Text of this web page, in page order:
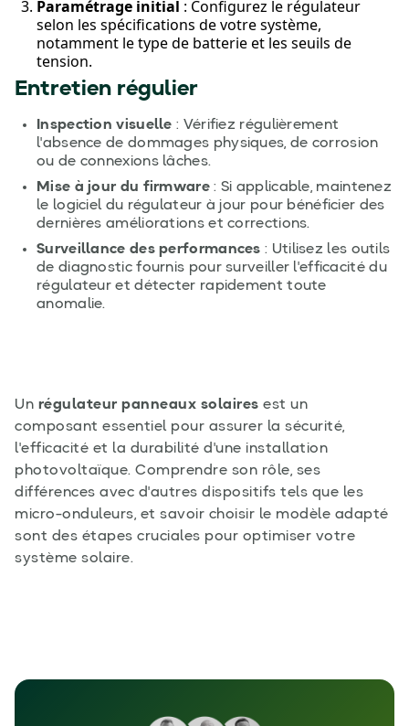
Paramétrage initial : Configurez le régulateur
selon les spécifications de votre système,
notamment le type de batterie et les seuils de
tension.
Entretien régulier
Inspection visuelle : Vérifiez régulièrement
l'absence de dommages physiques, de corrosion
ou de connexions lâches.
Mise à jour du firmware: Si applicable, maintenez
le logiciel du régulateur à jour pour bénéficier des
dernières améliorations et corrections.
Surveillance des performances : Utilisez les outils
de diagnostic fournis pour surveiller l'efficacité du
régulateur et détecter rapidement toute
anomalie.
Un régulateur panneaux solaires est un
composant essentiel pour assurer la sécurité,
l'efficacité et la durabilité d'une installation
photovoltaïque. Comprendre son rôle, ses
différences avec d'autres dispositifs tels que les
micro-onduleurs, et savoir choisir le modèle adapté
sont des étapes cruciales pour optimiser votre
système solaire.